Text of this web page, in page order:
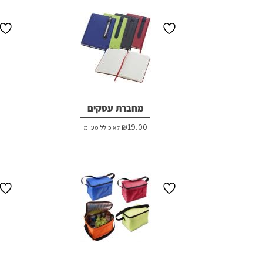
מחברת עסקים
₪19.00 לא כולל מע"מ